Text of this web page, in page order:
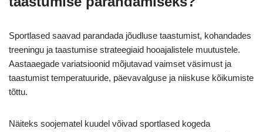
Sportlased saavad parandada jõudluse taastumist, kohandades
treeningu ja taastumise strateegiaid hooajalistele muutustele.
Aastaaegade variatsioonid mõjutavad vaimset väsimust ja
taastumist temperatuuride, päevavalguse ja niiskuse kõikumiste
tõttu.
Näiteks soojematel kuudel võivad sportlased kogeda